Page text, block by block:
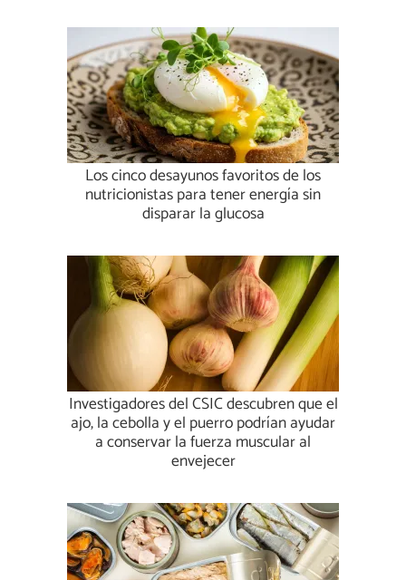
Los cinco desayunos favoritos de los
nutricionistas para tener energía sin
disparar la glucosa
Investigadores del CSIC descubren que el
ajo, la cebolla y el puerro podrían ayudar
a conservar la fuerza muscular al
envejecer